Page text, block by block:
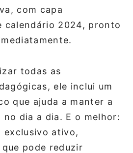
com capa
calendário 2024, pronto
todas as
ele inclui um
que ajuda a manter a
dia a dia. E o melhor:
exclusivo ativo,
pode reduzir